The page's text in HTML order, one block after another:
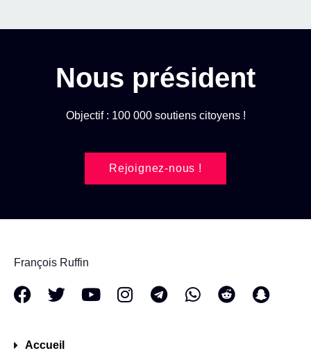
Nous président
Objectif : 100 000 soutiens citoyens !
Rejoignez-nous !
François Ruffin
Accueil